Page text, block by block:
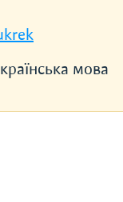
мова